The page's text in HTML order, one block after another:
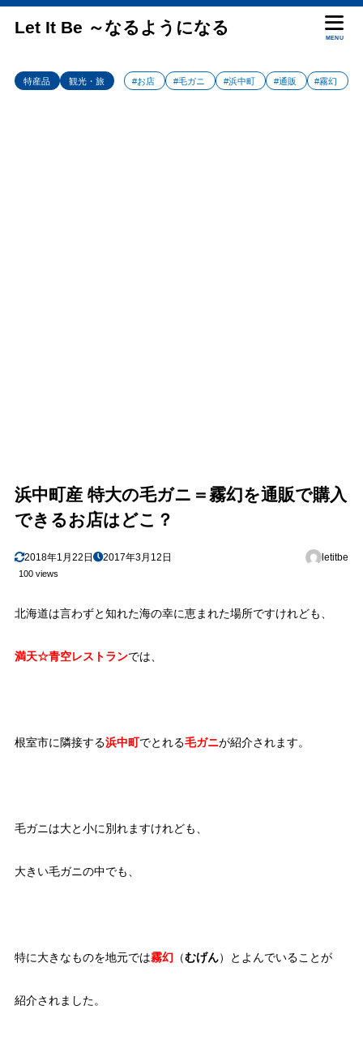
Let It Be ～なるようになる
MENU
特産品 観光・旅 #お店 #毛ガニ #浜中町 #通販 #霧幻
浜中町産 特大の毛ガニ＝霧幻を通販で購入
できるお店はどこ？
2018年1月22日 2017年3月12日 letitbe
100 views
北海道は言わずと知れた海の幸に恵まれた場所ですけれども、
満天☆青空レストランでは、
根室市に隣接する浜中町でとれる毛ガニが紹介されます。
毛ガニは大と小に別れますけれども、
大きい毛ガニの中でも、
特に大きなものを地元では霧幻 （むげん）とよんでいることが
紹介されました。